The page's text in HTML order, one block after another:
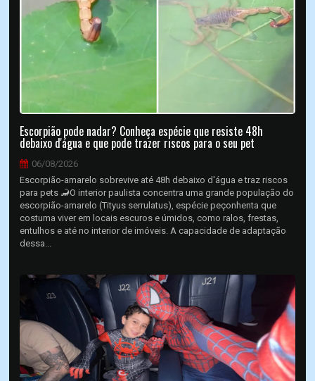
Escorpião pode nadar? Conheça espécie que resiste 48h
debaixo d'água e que pode trazer riscos para o seu pet
06/08/2026
Escorpião-amarelo sobrevive até 48h debaixo d'água e traz riscos
para pets 🦂O interior paulista concentra uma grande população do
escorpião-amarelo (Tityus serrulatus), espécie peçonhenta que
costuma viver em locais escuros e úmidos, como ralos, frestas,
entulhos e até no interior de imóveis. A capacidade de adaptação
dessa...